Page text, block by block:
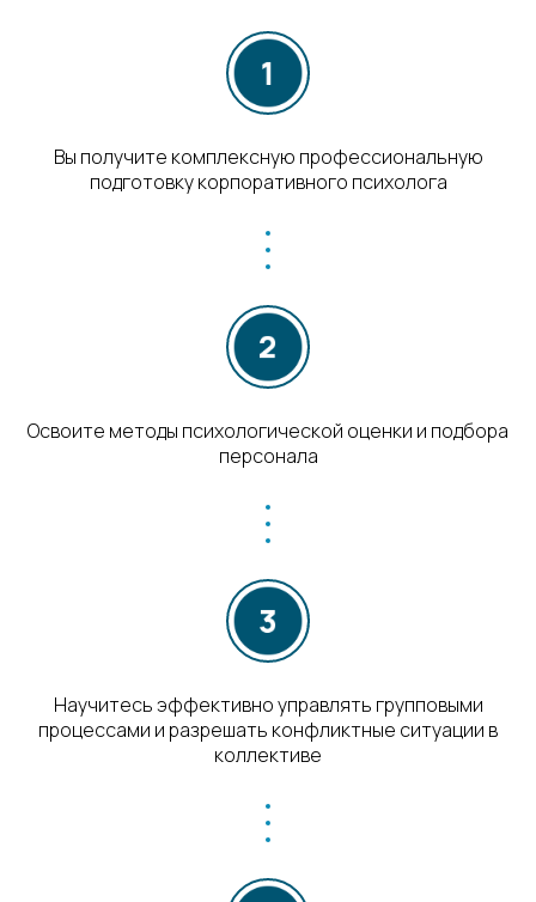
Вы получите комплексную профессиональную
подготовку корпоративного психолога
Освоите методы психологической оценки и подбора
персонала
Научитесь эффективно управлять групповыми
процессами и разрешать конфликтные ситуации в
коллективе